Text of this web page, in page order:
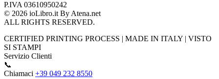
P.IVA 03610950242
© 2026 ioLibro.it By Atena.net
ALL RIGHTS RESERVED.
CERTIFIED PRINTING PROCESS | MADE IN ITALY | VISTO
SI STAMPI
Servizio Clienti
📞
Chiamaci +39 049 232 8550